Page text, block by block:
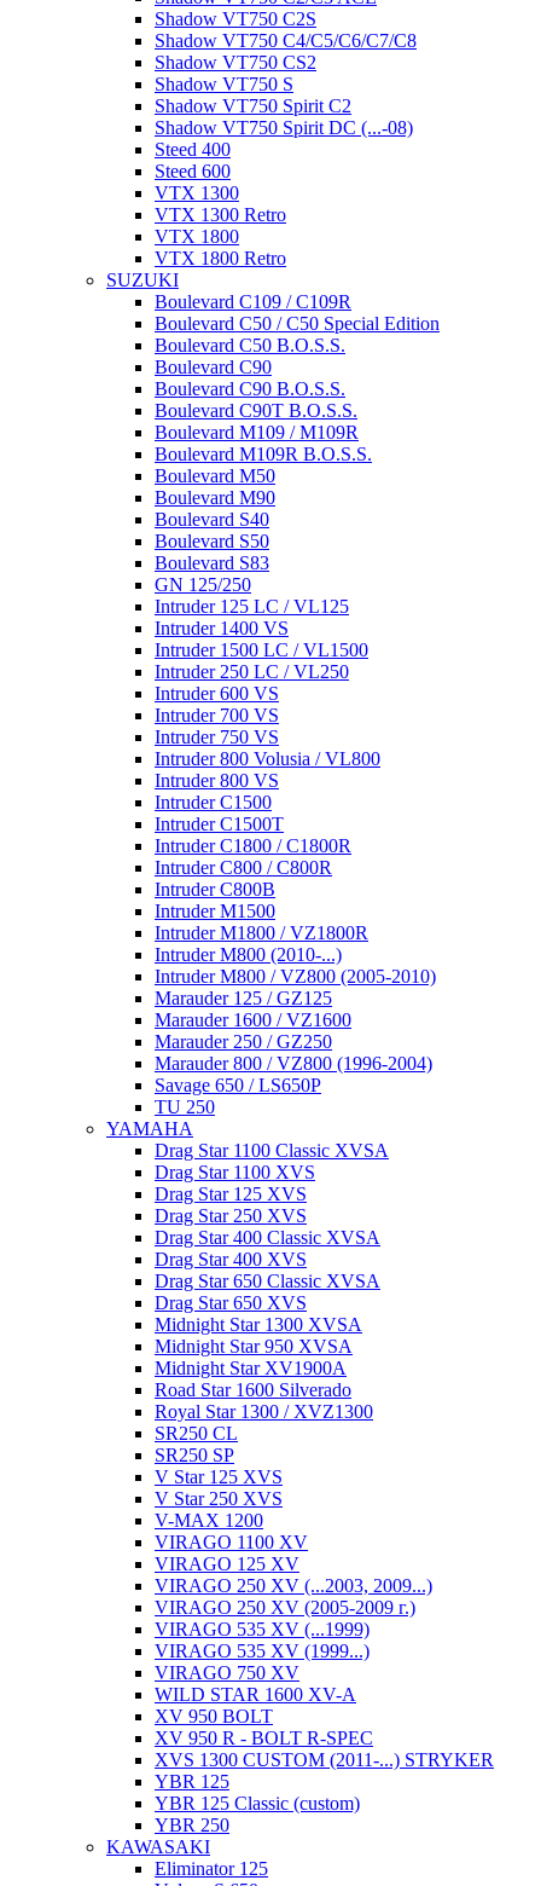
Shadow VT750 C2S
Shadow VT750 C4/C5/C6/C7/C8
Shadow VT750 CS2
Shadow VT750 S
Shadow VT750 Spirit C2
Shadow VT750 Spirit DC (...-08)
Steed 400
Steed 600
VTX 1300
VTX 1300 Retro
VTX 1800
VTX 1800 Retro
SUZUKI
Boulevard C109 / C109R
Boulevard C50 / C50 Special Edition
Boulevard C50 B.O.S.S.
Boulevard C90
Boulevard C90 B.O.S.S.
Boulevard C90T B.O.S.S.
Boulevard M109 / M109R
Boulevard M109R B.O.S.S.
Boulevard M50
Boulevard M90
Boulevard S40
Boulevard S50
Boulevard S83
GN 125/250
Intruder 125 LC / VL125
Intruder 1400 VS
Intruder 1500 LC / VL1500
Intruder 250 LC / VL250
Intruder 600 VS
Intruder 700 VS
Intruder 750 VS
Intruder 800 Volusia / VL800
Intruder 800 VS
Intruder C1500
Intruder C1500T
Intruder C1800 / C1800R
Intruder C800 / C800R
Intruder C800B
Intruder M1500
Intruder M1800 / VZ1800R
Intruder M800 (2010-...)
Intruder M800 / VZ800 (2005-2010)
Marauder 125 / GZ125
Marauder 1600 / VZ1600
Marauder 250 / GZ250
Marauder 800 / VZ800 (1996-2004)
Savage 650 / LS650P
TU 250
YAMAHA
Drag Star 1100 Classic XVSA
Drag Star 1100 XVS
Drag Star 125 XVS
Drag Star 250 XVS
Drag Star 400 Classic XVSA
Drag Star 400 XVS
Drag Star 650 Classic XVSA
Drag Star 650 XVS
Midnight Star 1300 XVSA
Midnight Star 950 XVSA
Midnight Star XV1900A
Road Star 1600 Silverado
Royal Star 1300 / XVZ1300
SR250 CL
SR250 SP
V Star 125 XVS
V Star 250 XVS
V-MAX 1200
VIRAGO 1100 XV
VIRAGO 125 XV
VIRAGO 250 XV (...2003, 2009...)
VIRAGO 250 XV (2005-2009 г.)
VIRAGO 535 XV (...1999)
VIRAGO 535 XV (1999...)
VIRAGO 750 XV
WILD STAR 1600 XV-A
XV 950 BOLT
XV 950 R - BOLT R-SPEC
XVS 1300 CUSTOM (2011-...) STRYKER
YBR 125
YBR 125 Classic (custom)
YBR 250
KAWASAKI
Eliminator 125